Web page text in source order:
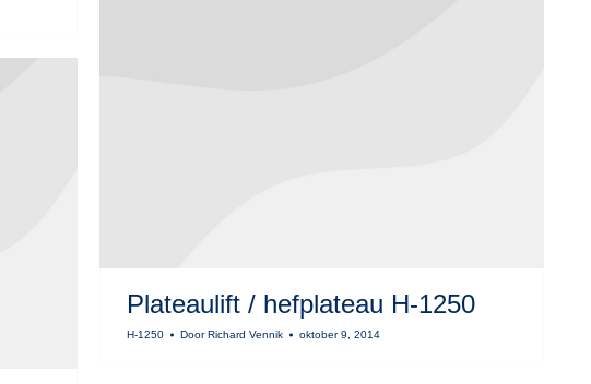
Plateaulift / hefplateau H-1250
H-1250 DoorRichard Vennik oktober 9, 2014